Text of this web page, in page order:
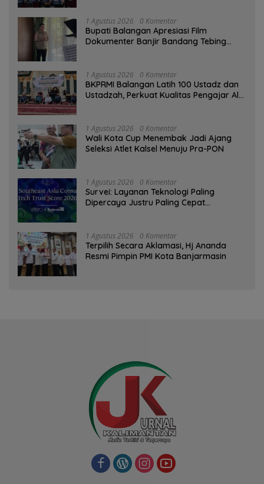
1 Agustus 2026 0 Komentar
Bupati Balangan Apresiasi Film
Dokumenter Banjir Bandang Tebing
1 Agustus 2026 0 Komentar
BKPRMI Balangan Latih 100 Ustadz dan
Ustadzah, Perkuat Kualitas Pengajar Al-
1 Agustus 2026 0 Komentar
Wali Kota Cup Menembak Jadi Ajang
Seleksi Atlet Kalsel Menuju Pra-PON
1 Agustus 2026 0 Komentar
Survei: Layanan Teknologi Paling
Dipercaya Justru Paling Cepat
1 Agustus 2026 0 Komentar
‎Terpilih Secara Aklamasi, Hj Ananda
Resmi Pimpin PMI Kota Banjarmasin